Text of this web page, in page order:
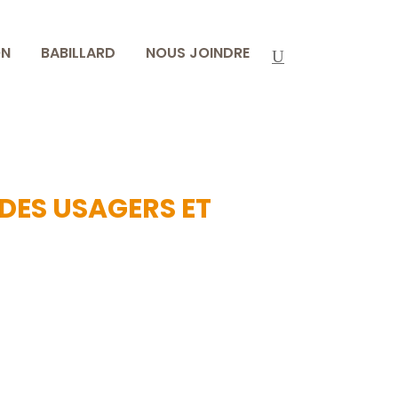
BABILLARD NOUS JOINDRE
USAGERS ET